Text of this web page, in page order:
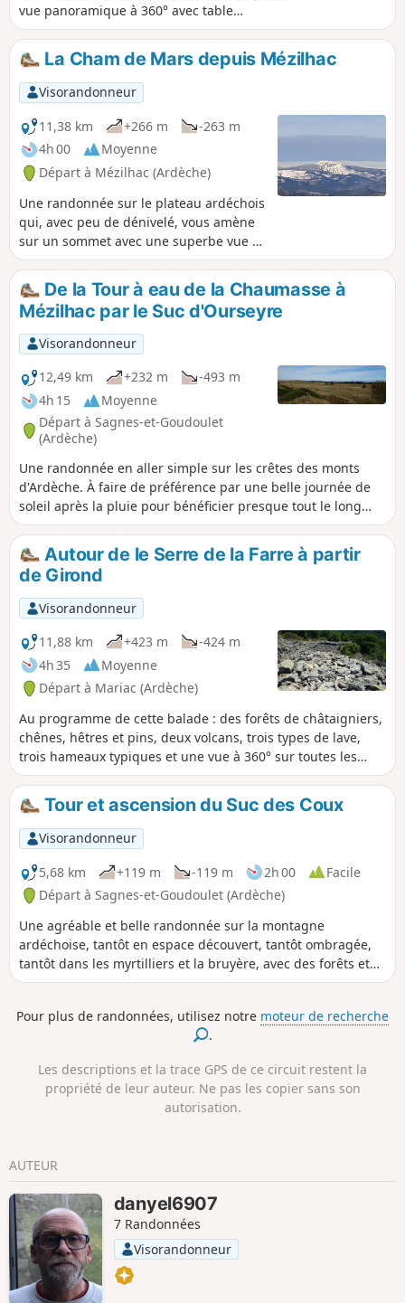
vue panoramique à 360° avec table
d'orientation permet d'apercevoir tous les
monts environnants jusqu'au Vercors.
La Cham de Mars depuis Mézilhac
Visorandonneur
11,38 km
+266 m
-263 m
4h 00
Moyenne
Départ à Mézilhac (Ardèche)
Une randonnée sur le plateau ardéchois
qui, avec peu de dénivelé, vous amène
sur un sommet avec une superbe vue à
360° sur le Massif Central et les Alpes,
jusqu'au Mont Blanc par beau temps. À
noter : le tracé à l'aller a été conçu pour
privilégier la beauté des chemins et des
paysages. Les chemins, non balisés,
sont parfois difficiles à trouver. Une
bonne connaissance du terrain et des
cartes est nécessaire. Le retour par le
GR® de Pays est plus simple et plus
direct.
De la Tour à eau de la Chaumasse à
Mézilhac par le Suc d'Ourseyre
Visorandonneur
12,49 km
+232 m
-493 m
4h 15
Moyenne
Départ à Sagnes-et-Goudoulet
(Ardèche)
Une randonnée en aller simple sur les crêtes des monts
d'Ardèche. À faire de préférence par une belle journée de
soleil après la pluie pour bénéficier presque tout le long
d'une vue superbe sur toutes les Alpes, du Mont Blanc au
Ventoux.Autour de le Serre de la Farre à partir
de Girond
Visorandonneur
11,88 km
+423 m
-424 m
4h 35
Moyenne
Départ à Mariac (Ardèche)
Au programme de cette balade : des forêts de châtaigniers,
chênes, hêtres et pins, deux volcans, trois types de lave,
trois hameaux typiques et une vue à 360° sur toutes les
Boutières (au moins vingt volcans en vue). 24/10/2023 :
Randonnée modifiée pour éviter l'Oppidum de la Farre qui
est une propriété privée classée monument historique et
interdit au public (voir informations pratiques).
Tour et ascension du Suc des Coux
Visorandonneur
5,68 km
+119 m -119 m 2h 00
Facile
Départ à Sagnes-et-Goudoulet (Ardèche)
Une agréable et belle randonnée sur la montagne
ardéchoise, tantôt en espace découvert, tantôt ombragée,
tantôt dans les myrtilliers et la bruyère, avec des forêts et
de jolis murets de pierres sèches. Point de vue magnifique
à la vue outre le Mézenc, le Gerbier des Joncs, etc.
Pour plus de randonnées, utilisez notre moteur de recherche
.
Les descriptions et la trace GPS de ce circuit restent la
propriété de leur auteur. Ne pas les copier sans son
autorisation.
AUTEUR
danyel6907
7 Randonnées
Visorandonneur